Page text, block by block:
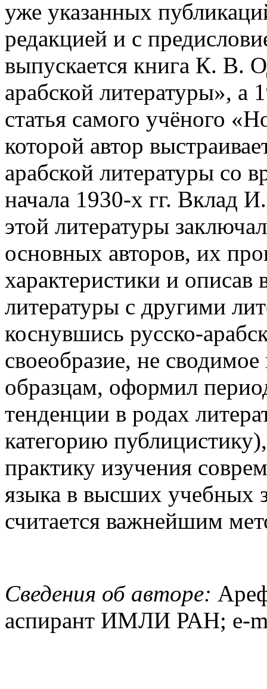
уже указанных
редакцией и с
выпускается книга К. В.
арабской литературы», а
статья самого учёного
которой автор
арабской литературы со
начала 1930-х гг. Вклад
этой литературы
основных авторов, их
характеристики и описав
литературы с другими
коснувшись русско-
своеобразие, не
образцам, оформил
тенденции в родах
категорию
практику изучения
языка в высших учебных
считается важнейшим
Сведения об авторе:
аспирант ИМЛИ РАН; e-